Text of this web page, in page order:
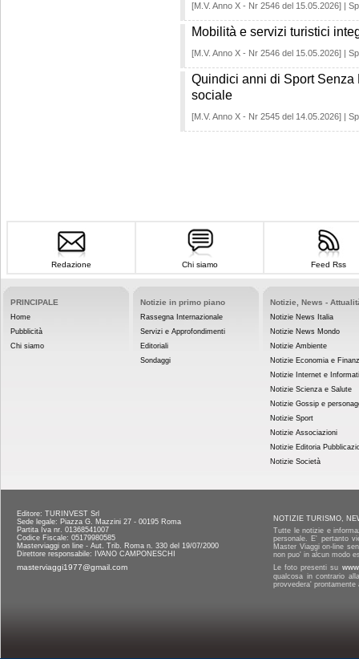
[M.V. Anno X - Nr 2546 del 15.05.2026] |
Mobilità e servizi turistici
[M.V. Anno X - Nr 2546 del 15.05.2026] |
Quindici anni di Sport
sociale
[M.V. Anno X - Nr 2545 del 14.05.2026] |
Redazione Chi siamo Feed Rss
PRINCIPALE
Home
Pubblicità
Chi siamo
Notizie in primo piano
Rassegna Internazionale
Servizi e Approfondimenti
Editoriali
Sondaggi
Notizie, News -
Notizie News Italia
Notizie News Mondo
Notizie Ambiente
Notizie Economia e
Notizie Internet e
Notizie Scienza e Salute
Notizie Gossip e
Notizie Sport
Notizie Associazioni
Notizie Editoria
Notizie Società
Editore: TURINVEST Srl
Sede legale: Piazza G. Mazzini 27 - 00195 Roma
Partita Iva nr. 01368541007
Codice Fiscale: 05179980585
Masterviaggi on line - Aut. Trib. Roma n. 330 del 19/07/2000
Direttore responsabile: IVANO CAMPONESCHI
masterviaggi1977@gmail.com
NOTIZIE TURISMO,
Tutte le notizie e
personale. E' pertanto
Master Viaggi on-line
non puo' in alcun modo
Le foto presenti su
qualcosa in contrario
provvedera'